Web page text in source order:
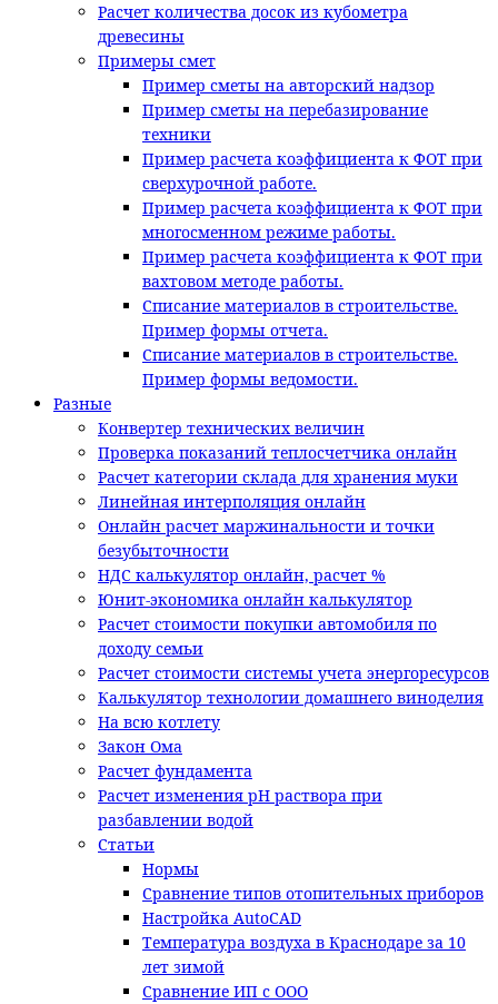
Расчет количества досок из кубометра
древесины
Примеры смет
Пример сметы на авторский надзор
Пример сметы на перебазирование
техники
Пример расчета коэффициента к ФОТ при
сверхурочной работе.
Пример расчета коэффициента к ФОТ при
многосменном режиме работы.
Пример расчета коэффициента к ФОТ при
вахтовом методе работы.
Списание материалов в строительстве.
Пример формы отчета.
Списание материалов в строительстве.
Пример формы ведомости.
Разные
Конвертер технических величин
Проверка показаний теплосчетчика онлайн
Расчет категории склада для хранения муки
Линейная интерполяция онлайн
Онлайн расчет маржинальности и точки
безубыточности
НДС калькулятор онлайн, расчет %
Юнит-экономика онлайн калькулятор
Расчет стоимости покупки автомобиля по
доходу семьи
Расчет стоимости системы учета энергоресурсов
Калькулятор технологии домашнего виноделия
На всю котлету
Закон Ома
Расчет фундамента
Расчет изменения pH раствора при
разбавлении водой
Статьи
Нормы
Сравнение типов отопительных приборов
Настройка AutoCAD
Температура воздуха в Краснодаре за 10
лет зимой
Сравнение ИП с ООО